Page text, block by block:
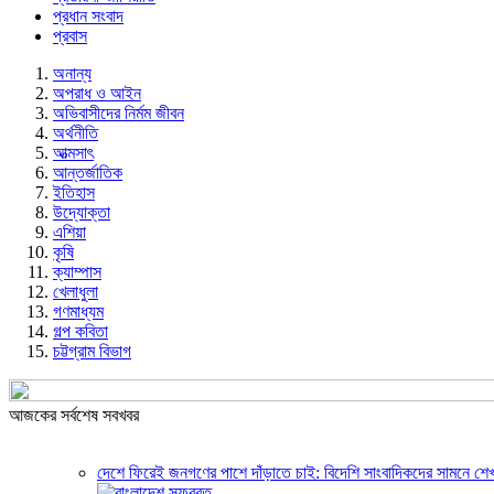
প্রধান সংবাদ
প্রবাস
অনান্য
অপরাধ ও আইন
অভিবাসীদের নির্মম জীবন
অর্থনীতি
আত্মসাৎ
আন্তর্জাতিক
ইতিহাস
উদ্যোক্তা
এশিয়া
কৃষি
ক্যাম্পাস
খেলাধুলা
গণমাধ্যম
গল্প ক‌বিতা
চট্টগ্রাম বিভাগ
আজকের সর্বশেষ সবখবর
দেশে ফিরেই জনগণের পাশে দাঁড়াতে চাই: বিদেশি সাংবাদিকদের সামনে